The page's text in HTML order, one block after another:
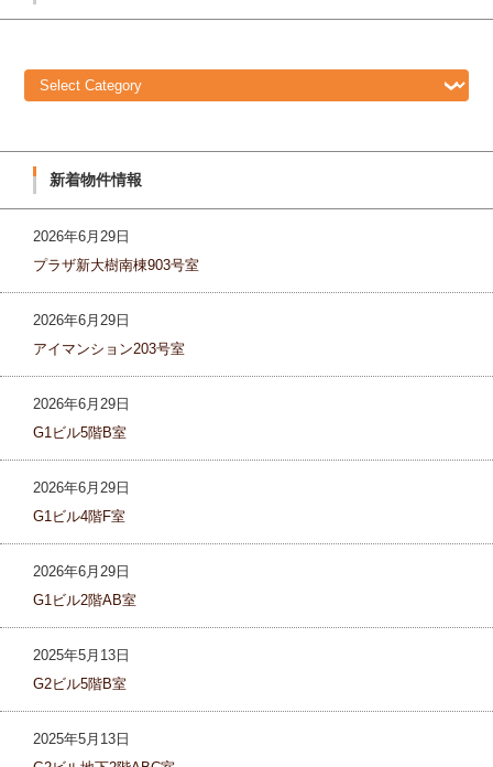
新着物件情報
2026年6月29日
プラザ新大樹南棟903号室
2026年6月29日
アイマンション203号室
2026年6月29日
G1ビル5階B室
2026年6月29日
G1ビル4階F室
2026年6月29日
G1ビル2階AB室
2025年5月13日
G2ビル5階B室
2025年5月13日